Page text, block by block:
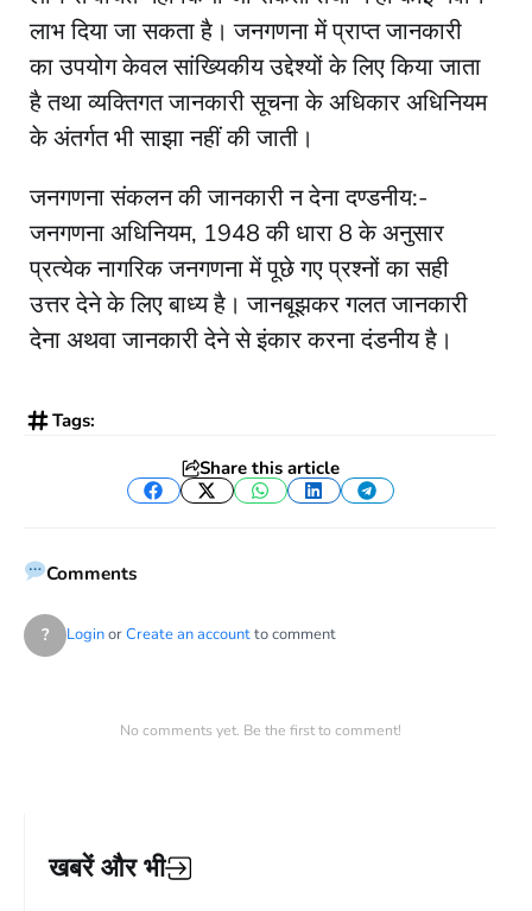
लाभ दिया जा सकता है। जनगणना में प्राप्त जानकारी
का उपयोग केवल सांख्यिकीय उद्देश्यों के लिए किया जाता
है तथा व्यक्तिगत जानकारी सूचना के अधिकार अधिनियम
के अंतर्गत भी साझा नहीं की जाती।
जनगणना संकलन की जानकारी न देना दण्डनीय:-
जनगणना अधिनियम, 1948 की धारा 8 के अनुसार
प्रत्येक नागरिक जनगणना में पूछे गए प्रश्नों का सही
उत्तर देने के लिए बाध्य है। जानबूझकर गलत जानकारी
देना अथवा जानकारी देने से इंकार करना दंडनीय है।
Tags:
Share this article
Facebook
TwitterWhatsApp
LinkedInTelegram
Comments
? LoginorCreate an accountto comment
No comments yet. Be the first to comment!
खबरें और भी